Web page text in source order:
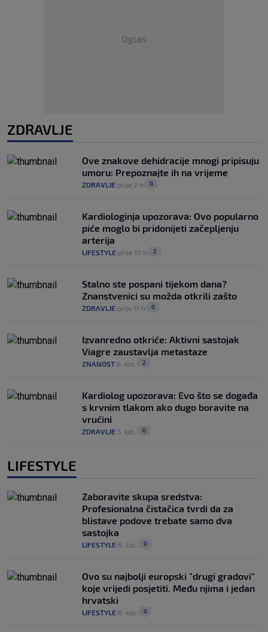
Oglas
ZDRAVLJE
Ove znakove dehidracije mnogi pripisuju
umoru: Prepoznajte ih na vrijeme
ZDRAVLJE prije 2 h 0
Kardiologinja upozorava: Ovo popularno
piće moglo bi pridonijeti začepljenju
arterija
LIFESTYLE prije 10 h 2
Stalno ste pospani tijekom dana?
Znanstvenici su možda otkrili zašto
ZDRAVLJE prije 11 h 0
Izvanredno otkriće: Aktivni sastojak
Viagre zaustavlja metastaze
ZNANOST 6. kol. 2
Kardiolog upozorava: Evo što se događa
s krvnim tlakom ako dugo boravite na
vrućini
ZDRAVLJE 5. kol. 0
LIFESTYLE
Zaboravite skupa sredstva:
Profesionalna čistačica tvrdi da za
blistave podove trebate samo dva
sastojka
LIFESTYLE 6. kol. 0
Ovo su najbolji europski "drugi gradovi"
koje vrijedi posjetiti. Među njima i jedan
hrvatski
LIFESTYLE 6. kol. 0